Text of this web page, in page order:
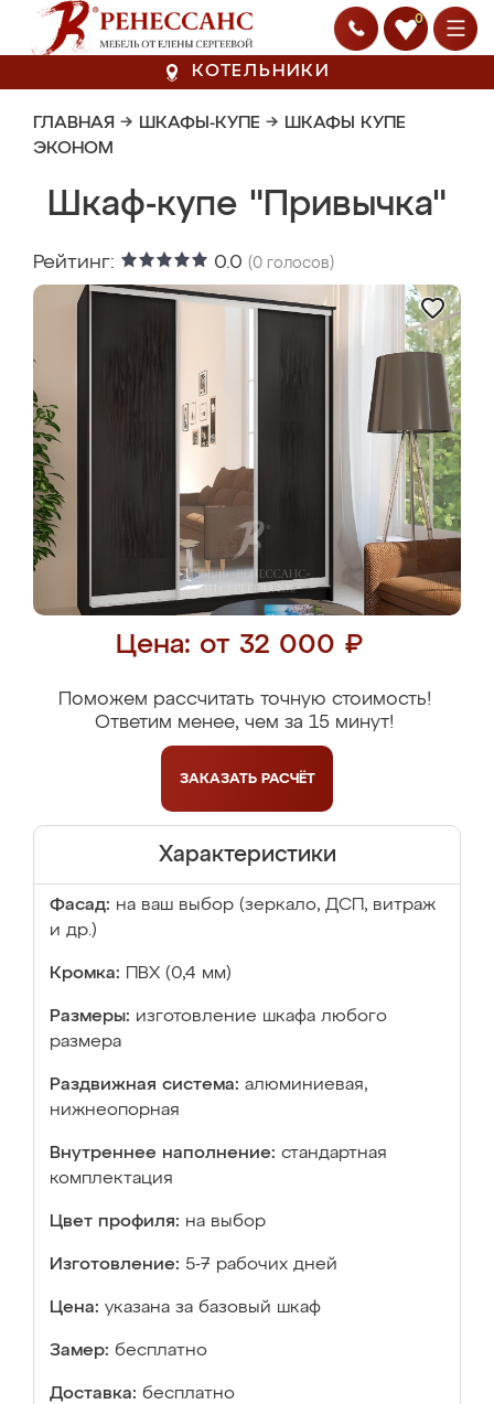
0
КОТЕЛЬНИКИ
ГЛАВНАЯ → ШКАФЫ-КУПЕ → ШКАФЫ КУПЕ
ЭКОНОМ
Шкаф-купе "Привычка"
Рейтинг: 0.0 (0 голосов)
Цена: от 32 000 ₽
Поможем рассчитать точную стоимость!
Ответим менее, чем за 15 минут!
ЗАКАЗАТЬ РАСЧЁТ
Характеристики
Фасад: на ваш выбор (зеркало, ДСП, витраж
и др.)
Кромка: ПВХ (0,4 мм)
Размеры: изготовление шкафа любого
размера
Раздвижная система: алюминиевая,
нижнеопорная
Внутреннее наполнение: стандартная
комплектация
Цвет профиля: на выбор
Изготовление: 5-7 рабочих дней
Цена: указана за базовый шкаф
Замер: бесплатно
Доставка: бесплатно